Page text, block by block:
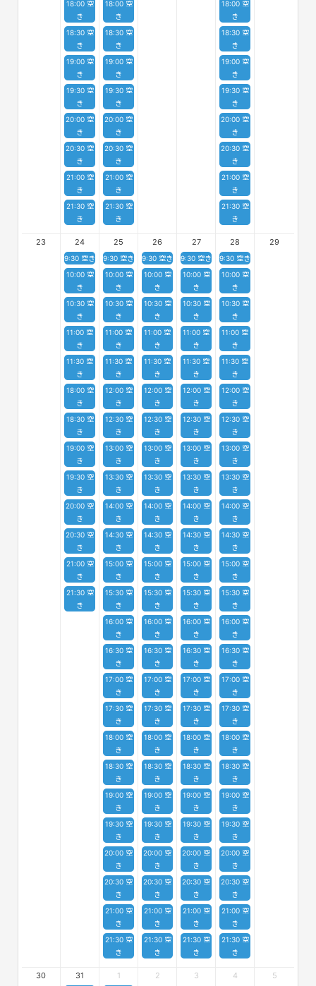
18:00 空
き
18:30 空
き
19:00 空
き
19:30 空
き
20:00 空
き
20:30 空
き
21:00 空
き
21:30 空
き
18:00 空
き
18:30 空
き
19:00 空
き
19:30 空
き
20:00 空
き
20:30 空
き
21:00 空
き
21:30 空
き
18:00 空
き
18:30 空
き
19:00 空
き
19:30 空
き
20:00 空
き
20:30 空
き
21:00 空
き
21:30 空
き
23 24
9:30 空き
10:00 空
き
10:30 空
き
11:00 空
き
11:30 空
き
18:00 空
き
18:30 空
き
19:00 空
き
19:30 空
き
20:00 空
き
20:30 空
き
21:00 空
き
21:30 空
き
25
9:30 空き
10:00 空
き
10:30 空
き
11:00 空
き
11:30 空
き
12:00 空
き
12:30 空
き
13:00 空
き
13:30 空
き
14:00 空
き
14:30 空
き
15:00 空
き
15:30 空
き
16:00 空
き
16:30 空
き
17:00 空
き
17:30 空
き
18:00 空
き
18:30 空
き
19:00 空
き
19:30 空
き
20:00 空
き
20:30 空
き
21:00 空
き
21:30 空
き
26
9:30 空き
10:00 空
き
10:30 空
き
11:00 空
き
11:30 空
き
12:00 空
き
12:30 空
き
13:00 空
き
13:30 空
き
14:00 空
き
14:30 空
き
15:00 空
き
15:30 空
き
16:00 空
き
16:30 空
き
17:00 空
き
17:30 空
き
18:00 空
き
18:30 空
き
19:00 空
き
19:30 空
き
20:00 空
き
20:30 空
き
21:00 空
き
21:30 空
き
27
9:30 空き
10:00 空
き
10:30 空
き
11:00 空
き
11:30 空
き
12:00 空
き
12:30 空
き
13:00 空
き
13:30 空
き
14:00 空
き
14:30 空
き
15:00 空
き
15:30 空
き
16:00 空
き
16:30 空
き
17:00 空
き
17:30 空
き
18:00 空
き
18:30 空
き
19:00 空
き
19:30 空
き
20:00 空
き
20:30 空
き
21:00 空
き
21:30 空
き
28
9:30 空き
10:00 空
き
10:30 空
き
11:00 空
き
11:30 空
き
12:00 空
き
12:30 空
き
13:00 空
き
13:30 空
き
14:00 空
き
14:30 空
き
15:00 空
き
15:30 空
き
16:00 空
き
16:30 空
き
17:00 空
き
17:30 空
き
18:00 空
き
18:30 空
き
19:00 空
き
19:30 空
き
20:00 空
き
20:30 空
き
21:00 空
き
21:30 空
き
29
30 31 1 2 3 4 5